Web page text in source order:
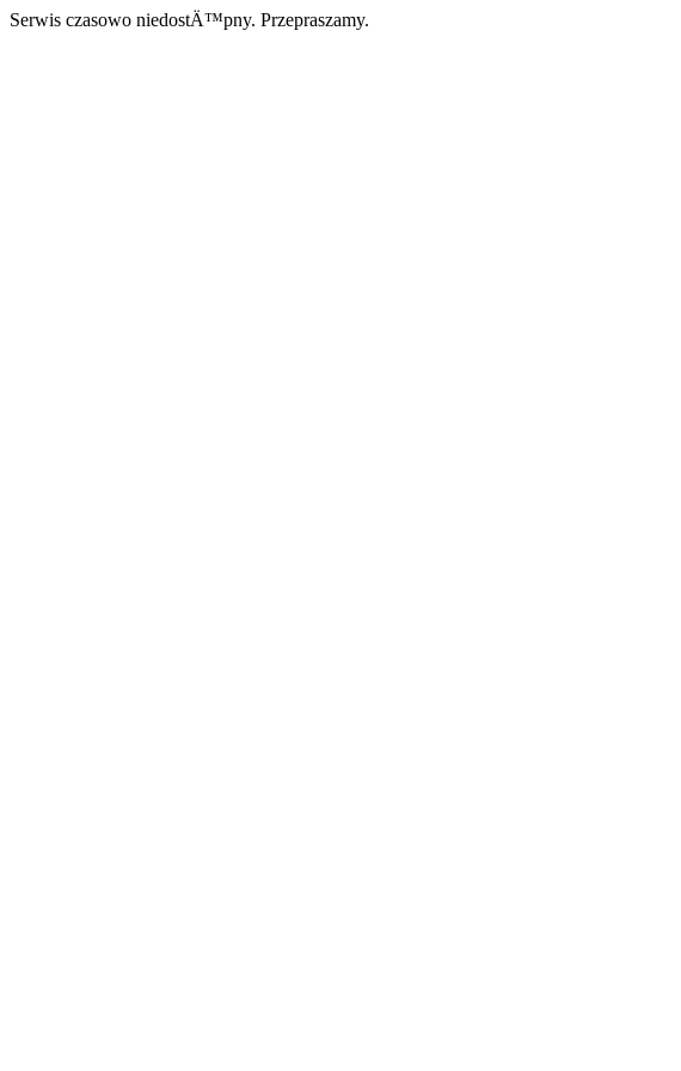
Serwis czasowo niedostÄ™pny. Przepraszamy.